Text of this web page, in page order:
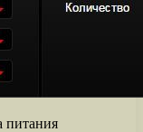
питания